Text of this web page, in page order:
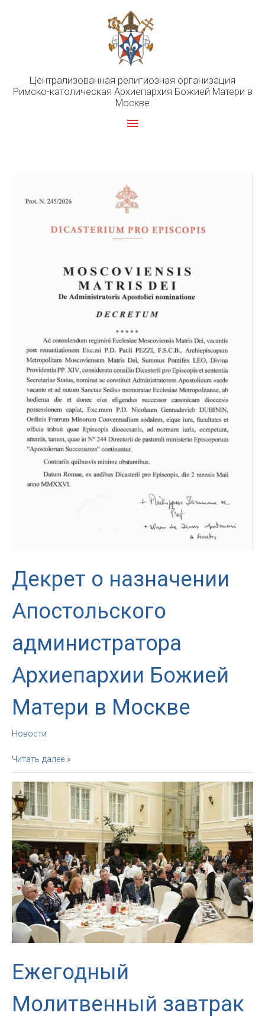
Централизованная религиозная организация
Римско-католическая Архиепархия Божией Матери в
Москве
Главное
Декрет о назначении
Апостольского
администратора
Архиепархии Божией
Матери в Москве
Новости
Декрет
о
назначении
Апостольского
администратора
Архиепархии
Божией
Матери
в
Москве
Читать далее »
Ежегодный
Молитвенный завтрак